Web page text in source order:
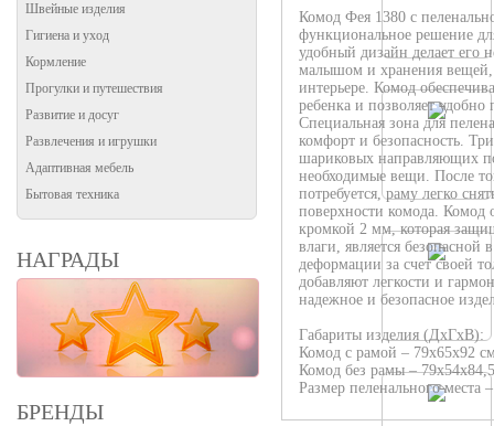
Швейные изделия
Гигиена и уход
Кормление
Прогулки и путешествия
Развитие и досуг
Развлечения и игрушки
Адаптивная мебель
Бытовая техника
НАГРАДЫ
БРЕНДЫ
Комод Фея 1380 с
функциональное решение
удобный дизайн делает его
малышом и хранения
интерьере. Комод
ребенка и позволяет
Специальная зона для
комфорт и безопасность.
шариковых направляющих
необходимые вещи. После
потребуется, раму легко
поверхности комода.
кромкой 2 мм, которая
влаги, является
деформации за счет своей
добавляют легкости и
надежное и безопасное
Габариты изделия (ДхГхВ):
Комод с рамой – 79х65х92
Комод без рамы –
Размер пеленального места